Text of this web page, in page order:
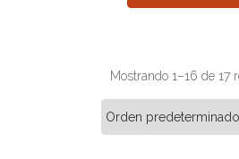
Mostrando 1–16 de 17